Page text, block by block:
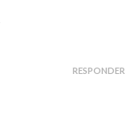
RESPONDER